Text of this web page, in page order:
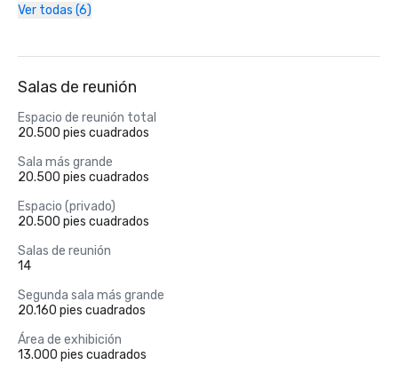
Ver todas (6)
Salas de reunión
Espacio de reunión total
20.500 pies cuadrados
Sala más grande
20.500 pies cuadrados
Espacio (privado)
20.500 pies cuadrados
Salas de reunión
14
Segunda sala más grande
20.160 pies cuadrados
Área de exhibición
13.000 pies cuadrados